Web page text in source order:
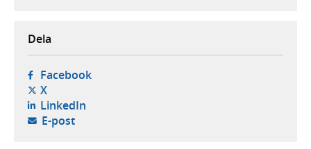
Dela
Facebook- öppnas i ny flik, extern webbplats,
X- öppnas i ny flik, extern webbplats,
LinkedIn- öppnas i ny flik, extern webbplats,
E-post- öppnar din e-postklient,